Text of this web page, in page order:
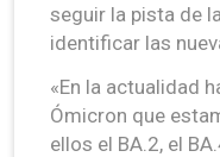
seguir la pista de
identificar las
«En la actualidad
Ómicron que
ellos el BA.2, el